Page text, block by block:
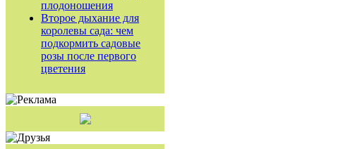
плодоношения
Второе дыхание для
королевы сада: чем
подкормить садовые
розы после первого
цветения